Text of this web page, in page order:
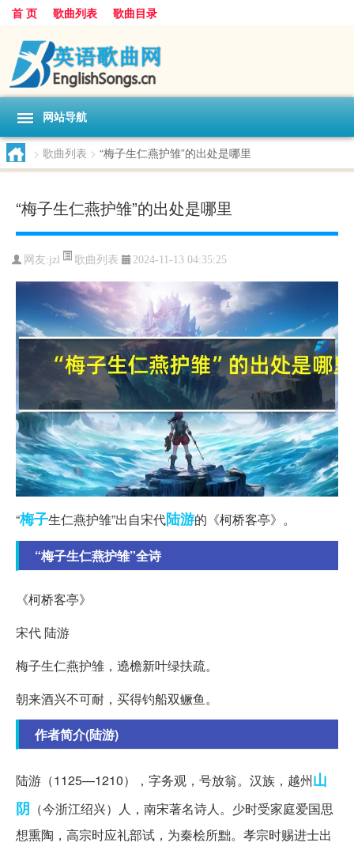
首 页 歌曲列表 歌曲目录
网站导航
> 歌曲列表 > “梅子生仁燕护雏”的出处是哪里
“梅子生仁燕护雏”的出处是哪里
网友:jzl 歌曲列表 2024-11-13 04:35:25
“梅子生仁燕护雏”出自宋代陆游的《柯桥客亭》。
“梅子生仁燕护雏”全诗
《柯桥客亭》
宋代 陆游
梅子生仁燕护雏，遶檐新叶绿扶疏。
朝来酒兴不可耐，买得钓船双鳜鱼。
作者简介(陆游)
陆游（1125—1210），字务观，号放翁。汉族，越州山
阴 （今浙江绍兴）人，南宋著名诗人。少时受家庭爱国思
想熏陶，高宗时应礼部试，为秦桧所黜。孝宗时赐进士出